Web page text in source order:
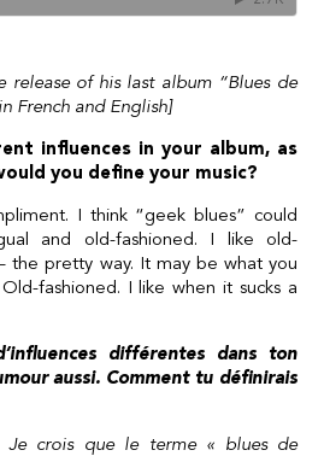
release of his last album “Blues de
French and English]
influences in your album, as
you define your music?
I think “geek blues” could
and old-fashioned. I like old-
the pretty way. It may be what you
fashioned. I like when it sucks a
différentes dans ton
aussi. Comment tu définirais
Je crois que le terme « blues de